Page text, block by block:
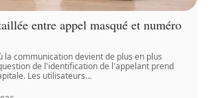
entre appel masqué et numéro
la communication devient de plus en plus
de l'identification de l'appelant prend
Les utilisateurs…